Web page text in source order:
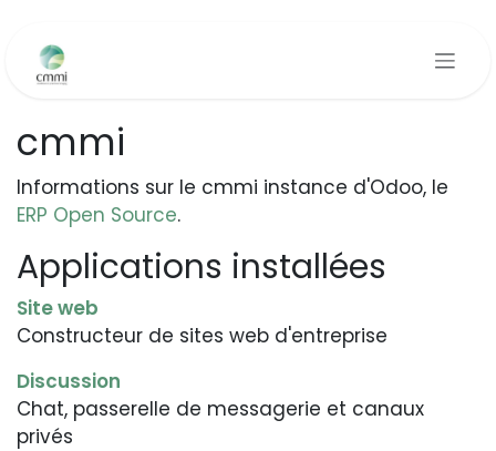
cmmi
Informations sur le cmmi instance d'Odoo, le
ERP Open Source.
Applications installées
Site web
Constructeur de sites web d'entreprise
Discussion
Chat, passerelle de messagerie et canaux
privés